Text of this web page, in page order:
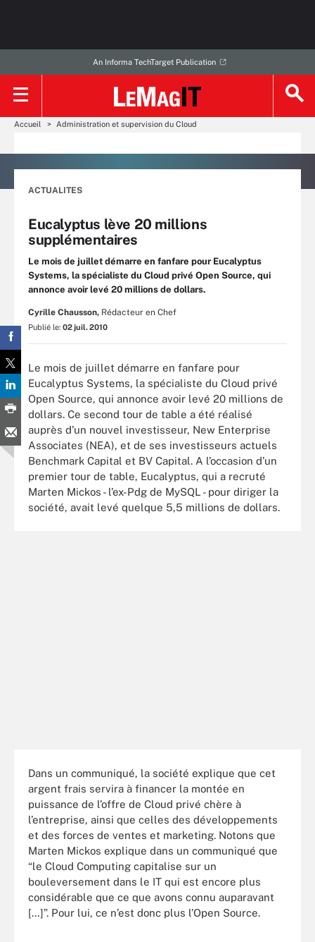
An Informa TechTarget Publication
Accueil Administration et supervision du Cloud
ACTUALITES
Eucalyptus lève 20 millions
supplémentaires
Le mois de juillet démarre en fanfare pour Eucalyptus
Systems, la spécialiste du Cloud privé Open Source, qui
annonce avoir levé 20 millions de dollars.
Cyrille Chausson, Rédacteur en Chef
Publié le: 02 juil. 2010
Le mois de juillet démarre en fanfare pour
Eucalyptus Systems, la spécialiste du Cloud privé
Open Source, qui annonce avoir levé 20 millions de
dollars. Ce second tour de table a été réalisé
auprès d’un nouvel investisseur, New Enterprise
Associates (NEA), et de ses investisseurs actuels
Benchmark Capital et BV Capital. A l’occasion d’un
premier tour de table, Eucalyptus, qui a recruté
Marten Mickos - l’ex-Pdg de MySQL - pour diriger la
société, avait levé quelque 5,5 millions de dollars.
Dans un communiqué, la société explique que cet
argent frais servira à financer la montée en
puissance de l’offre de Cloud privé chère à
l’entreprise, ainsi que celles des développements
et des forces de ventes et marketing. Notons que
Marten Mickos explique dans un communiqué que
“le Cloud Computing capitalise sur un
bouleversement dans le IT qui est encore plus
considérable que ce que avons connu auparavant
[…]”. Pour lui, ce n’est donc plus l’Open Source.